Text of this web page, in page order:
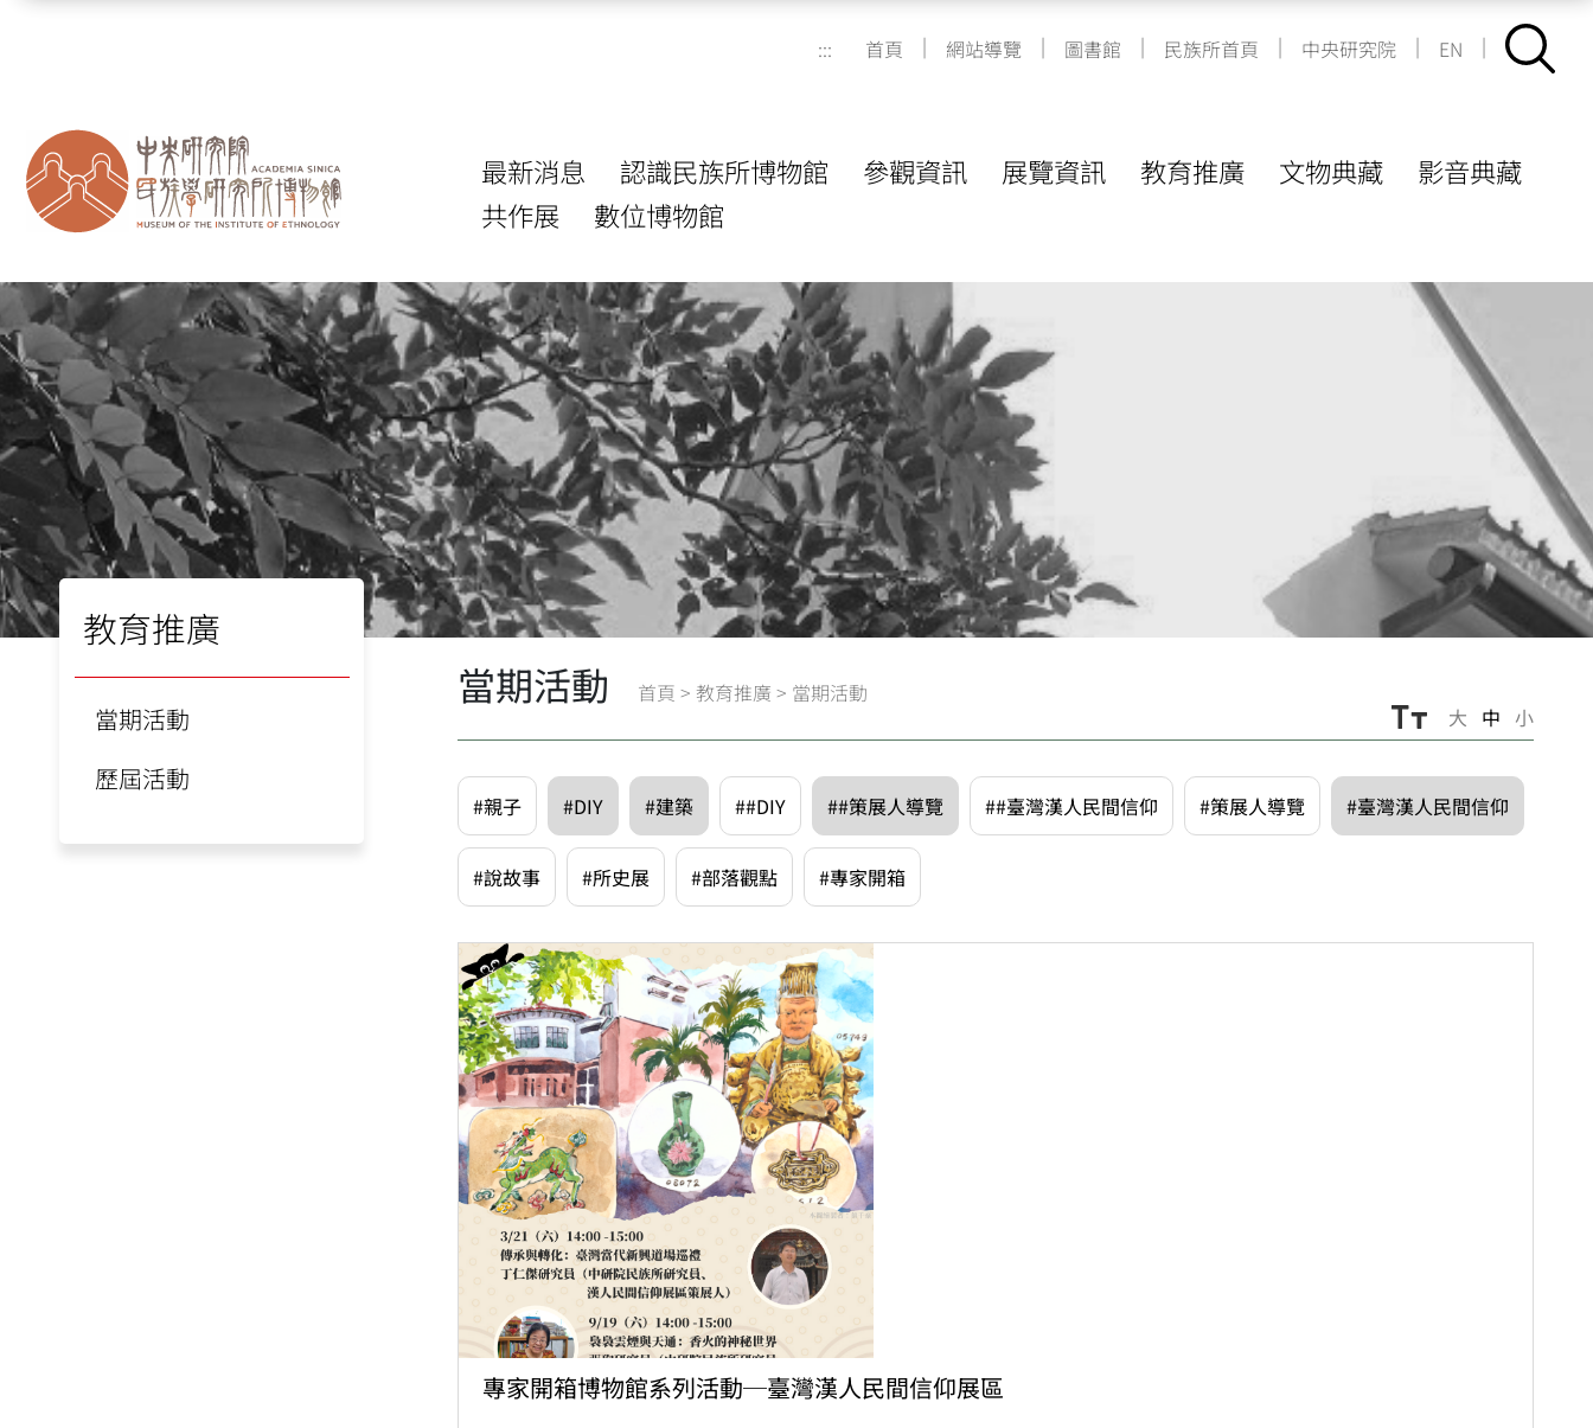
::: 首頁 | 網站導覽 | 圖書館 | 民族所首頁 | 中央研究院 | EN |
最新消息 認識民族所博物館 參觀資訊 展覽資訊 教育推廣 文物典藏
影音典藏
共作展
數位博物館
教育推廣
當期活動
歷屆活動
當期活動 首頁 > 教育推廣 > 當期活動
大 中 小
#親子 #DIY #建築 ##DIY ##策展人導覽 ##臺灣漢人民間信仰 #策展人導覽 #臺灣漢人民間信仰
#說故事 #所史展 #部落觀點 #專家開箱
專家開箱博物館系列活動─臺灣漢人民間信仰展區